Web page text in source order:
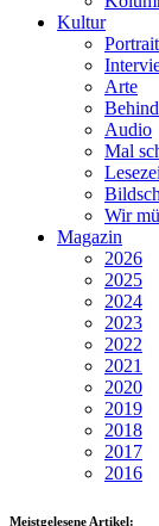
Kultur
Portrait
Arte
Audio
Mal
Wir
Magazin
2026
2025
2024
2023
2022
2021
2020
2019
2018
2017
2016
Meistgelesene Artikel: